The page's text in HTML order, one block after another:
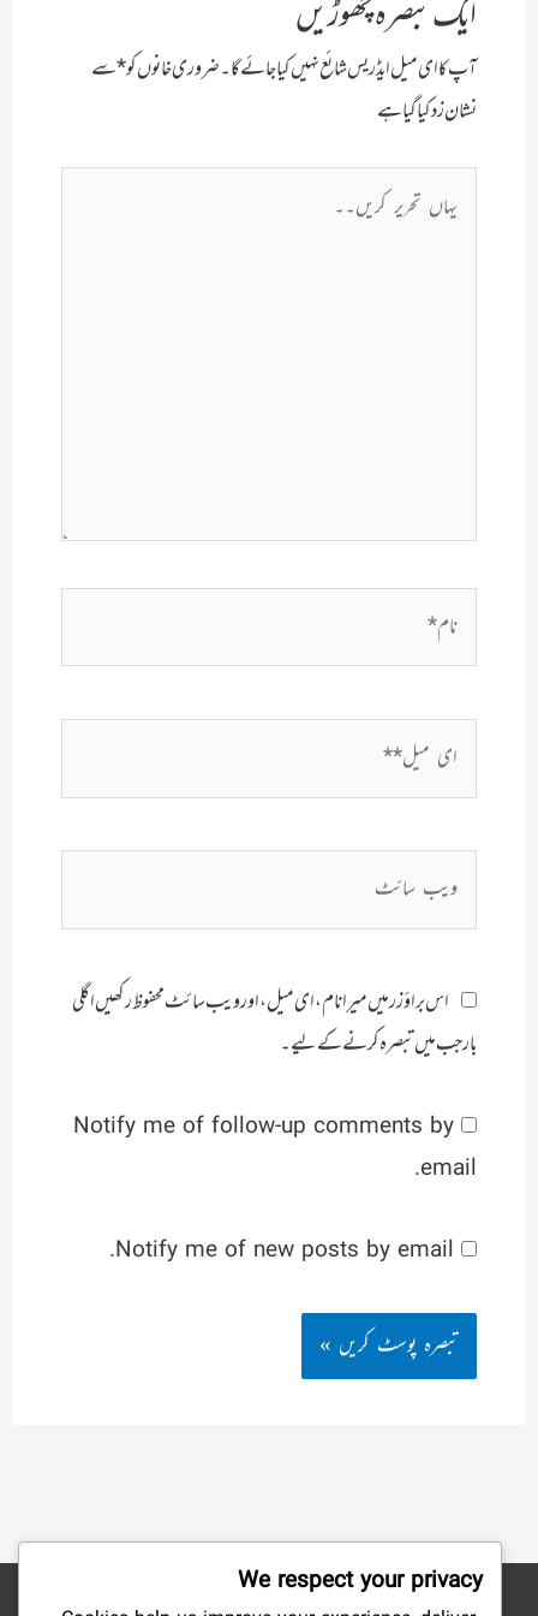
ایک تبصرہ چھوڑیں
آپ کا ای میل ایڈریس شائع نہیں کیا جائے گا۔ضروری خانوں کو*سے
نشان زد کیا گیا ہے
تحریر
میل**
اس براؤزر میں میرا نام، ای میل، اور ویب سائٹ محفوظ رکھیں اگلی
بار جب میں تبصرہ کرنے کےلیے۔
Notify me of follow-up comments by
email.
Notify me of new posts by email.
We respect your privacy